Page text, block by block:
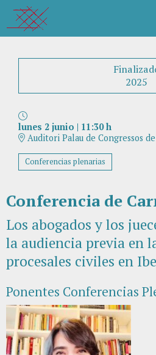
2025
lunes 2 junio | 11:30 h
Auditori Palau de Congressos
Conferencias plenarias
Conferencia de
Los abogados y los
la audiencia previa en
procesales civiles en
Ponentes Conferencias